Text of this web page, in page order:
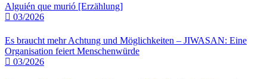
Alguién que murió [Erzählung]
03/2026
Es braucht mehr Achtung und Möglichkeiten – JIWASAN: Eine
Organisation feiert Menschenwürde
03/2026